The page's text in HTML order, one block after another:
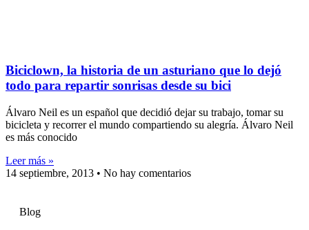
Biciclown, la historia de un asturiano que lo dejó
todo para repartir sonrisas desde su bici
Álvaro Neil es un español que decidió dejar su trabajo, tomar su
bicicleta y recorrer el mundo compartiendo su alegría. Álvaro Neil
es más conocido
Leer más »
14 septiembre, 2013
No hay comentarios
Blog